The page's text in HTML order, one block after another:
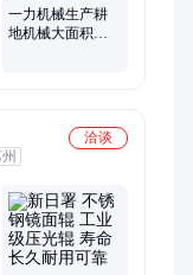
一力机械生产耕
地机械大面积土
洽谈